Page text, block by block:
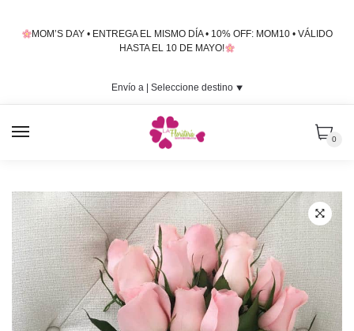
MOM’S DAY • ENTREGA EL MISMO DÍA • 10% OFF: MOM10 • VÁLIDO
HASTA EL 10 DE MAYO!
Envío a | Seleccione destino⯆
0